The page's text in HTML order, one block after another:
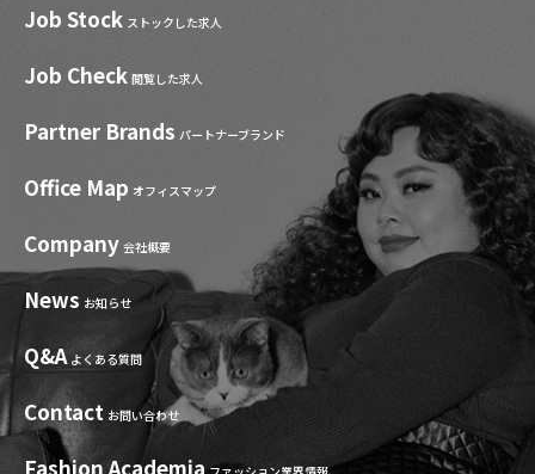
Job Stock ストックした求人
Job Check 閲覧した求人
Partner Brands パートナーブランド
Office Map オフィスマップ
Company 会社概要
News お知らせ
Q&A よくある質問
Contact お問い合わせ
Fashion Academia